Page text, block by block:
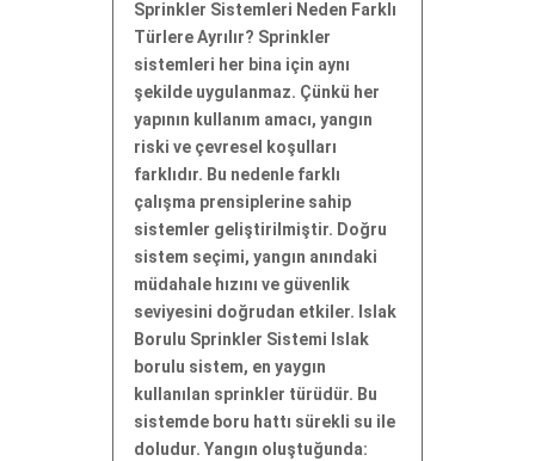
Sprinkler Sistemleri Neden Farklı
Türlere Ayrılır? Sprinkler
sistemleri her bina için aynı
şekilde uygulanmaz. Çünkü her
yapının kullanım amacı, yangın
riski ve çevresel koşulları
farklıdır. Bu nedenle farklı
çalışma prensiplerine sahip
sistemler geliştirilmiştir. Doğru
sistem seçimi, yangın anındaki
müdahale hızını ve güvenlik
seviyesini doğrudan etkiler. Islak
Borulu Sprinkler Sistemi Islak
borulu sistem, en yaygın
kullanılan sprinkler türüdür. Bu
sistemde boru hattı sürekli su ile
doludur. Yangın oluştuğunda: